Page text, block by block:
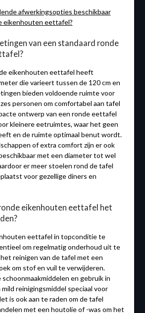
afwerkingsopties beschikbaar
eikenhouten eettafel?
van een standaard ronde
eikenhouten eettafel heeft
die varieert tussen de 120 cm en
bieden voldoende ruimte voor
personen om comfortabel aan tafel
ontwerp van een ronde eettafel
kleinere eetruimtes, waar het geen
en de ruimte optimaal benut wordt.
of extra comfort zijn er ook
met een diameter tot wel
er meer stoelen rond de tafel
voor gezellige diners en
eikenhouten eettafel het
eettafel in topconditie te
om regelmatig onderhoud uit te
reinigen van de tafel met een
om stof en vuil te verwijderen.
en gebruik in
reinigingsmiddel speciaal voor
is ook aan te raden om de tafel
met een houtolie of -was om het